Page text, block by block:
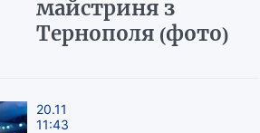
майстриня з
Тернополя (фото)
20.11
11:43